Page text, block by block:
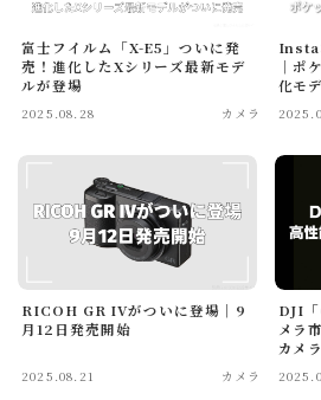
オーディオ
旅行
国内旅行
旅のこと
ホテル予約サイト
富士フイルム「X-E5」ついに発
売！進化したXシリーズ最新モデ
ルが登場
2025.08.28 カメラ
｜ポ
化モ
RICOH GR IVがついに登場｜9
月12日発売開始
2025.08.21 カメラ
DJI
メラ
カメ